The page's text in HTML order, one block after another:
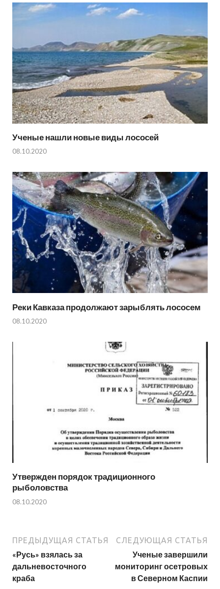
Ученые нашли новые виды лососей
08.10.2020
Реки Кавказа продолжают зарыблять лососем
08.10.2020
Утвержден порядок традиционного
рыболовства
08.10.2020
ПРЕДЫДУЩАЯ СТАТЬЯ
«Русь» взялась за
дальневосточного
краба
СЛЕДУЮЩАЯ СТАТЬЯ
Ученые завершили
мониторинг осетровых
в Северном Каспии